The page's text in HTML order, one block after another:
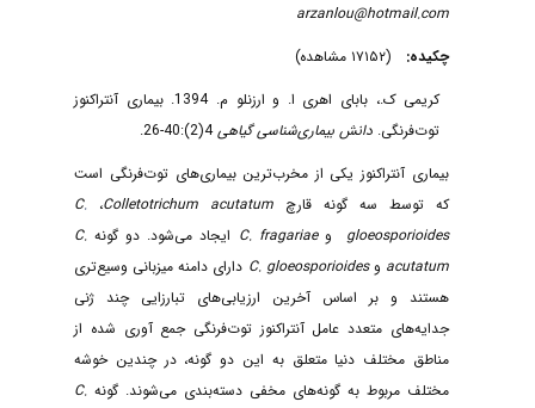
arzanlou@hotmail.com
چکیده:
کریمی ک.، بابای اهری ا. و ارزنلو م. 1394. بیماری آنتراکنوز
توت‌فرنگی.دانش بیماری‌شناسی گیاهی4(2):40-26.
بیماری آنتراکنوز یکی از مخرب‌ترین بیماری‌های توت‌فرنگی است
که توسط سه گونه قارچ Colletotrichum acutatum، C
gloeosporioidesوC. fragariaeایجاد می‌شود. دو گونهC.
acutatumو C. gloeosporioidesدارای دامنه میزبانی وسیع‌تری
هستند و بر اساس آخرین ارزیابی‌های تبارزایی چند ژنی
جدایه‌های متعدد عامل آنتراکنوز توت‌فرنگی جمع آوری شده از
مناطق مختلف دنیا متعلق به این دو گونه، در چندین خوشه
مختلف مربوط به گونه‌های مخفی دسته‌بندی می‌شوند. گونهC.